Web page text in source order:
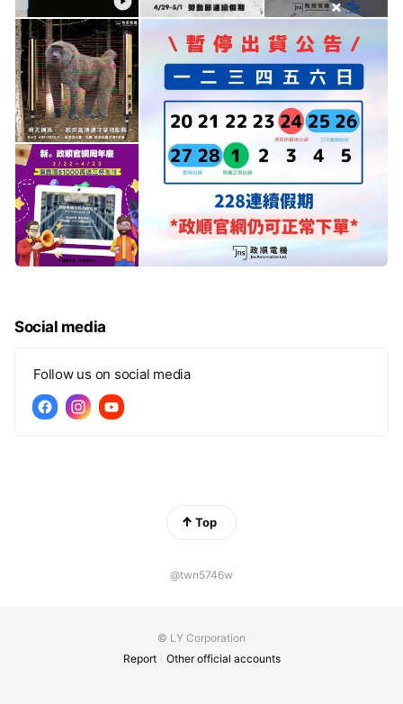
Social media
Follow us on social media
Top
@twn5746w
© LY Corporation
Report
Other official accounts